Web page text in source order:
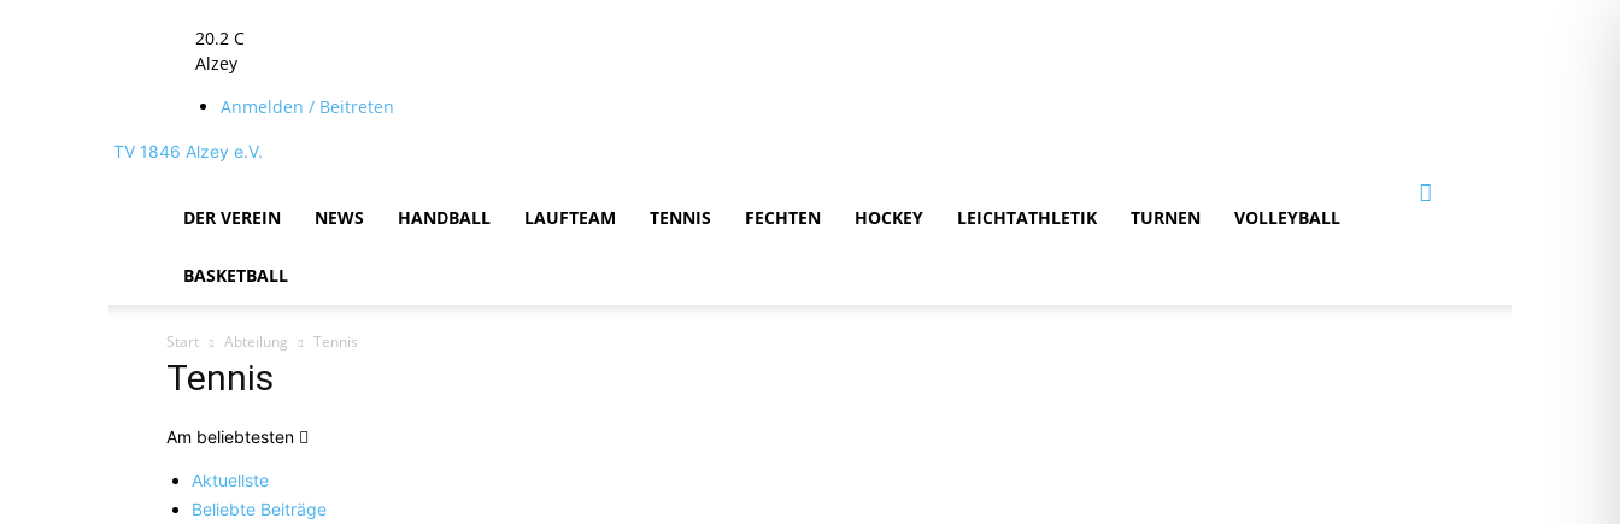
20.2 C
Alzey
Anmelden / Beitreten
TV 1846 Alzey e.V.
DER VEREIN NEWS HANDBALL LAUFTEAM TENNIS FECHTEN HOCKEY LEICHTATHLETIK TURNEN VOLLEYBALL
BASKETBALL
Start Abteilung Tennis
Tennis
Am beliebtesten
Aktuellste
Beliebte Beiträge